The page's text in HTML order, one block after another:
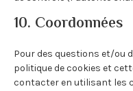
10. Coordonnées
Pour des questions et/ou
politique de cookies et
contacter en utilisant les